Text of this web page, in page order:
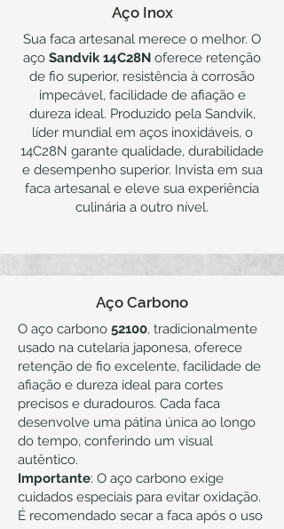
Aço Inox
Sua faca artesanal merece o melhor. O
aço Sandvik 14C28N oferece retenção
de fio superior, resistência à corrosão
impecável, facilidade de afiação e
dureza ideal. Produzido pela Sandvik,
líder mundial em aços inoxidáveis, o
14C28N garante qualidade, durabilidade
e desempenho superior. Invista em sua
faca artesanal e eleve sua experiência
culinária a outro nível.
Aço Carbono
O aço carbono 52100, tradicionalmente
usado na cutelaria japonesa, oferece
retenção de fio excelente, facilidade de
afiação e dureza ideal para cortes
precisos e duradouros. Cada faca
desenvolve uma pátina única ao longo
do tempo, conferindo um visual
autêntico.
Importante: O aço carbono exige
cuidados especiais para evitar oxidação.
É recomendado secar a faca após o uso